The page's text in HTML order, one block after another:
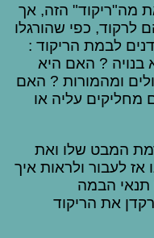
מה"ריקוד" הזה, אך
לרקוד, כפי שהורגלו
לבמת הריקוד :
בנויה ? האם היא
ומהמורות ? האם
עליה או
המבט שלו ואת
אז לעבור ולראות איך
תנאי הבמה
את הריקוד